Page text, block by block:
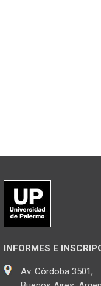
INFORMES E
Av. Córdoba 3501,